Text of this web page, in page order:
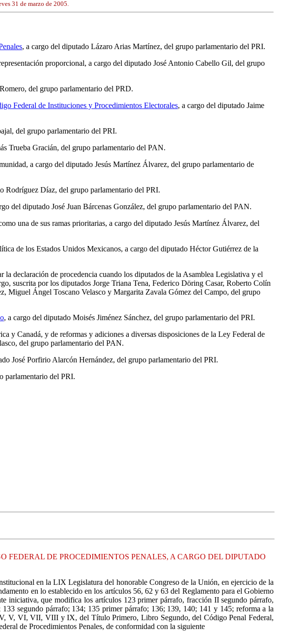
31 de marzo de 2005.
, a cargo del diputado Lázaro Arias Martínez, del grupo parlamentario del PRI.
proporcional, a cargo del diputado José Antonio Cabello Gil, del grupo
del grupo parlamentario del PRD.
Federal de Instituciones y Procedimientos Electorales, a cargo del diputado Jaime
del grupo parlamentario del PRI.
Trueba Gracián, del grupo parlamentario del PAN.
a cargo del diputado Jesús Martínez Álvarez, del grupo parlamentario de
Rodríguez Díaz, del grupo parlamentario del PRI.
del diputado José Juan Bárcenas González, del grupo parlamentario del PAN.
una de sus ramas prioritarias, a cargo del diputado Jesús Martínez Álvarez, del
de los Estados Unidos Mexicanos, a cargo del diputado Héctor Gutiérrez de la
la declaración de procedencia cuando los diputados de la Asamblea Legislativa y el
suscrita por los diputados Jorge Triana Tena, Federico Döring Casar, Roberto Colín
Miguel Ángel Toscano Velasco y Margarita Zavala Gómez del Campo, del grupo
, a cargo del diputado Moisés Jiménez Sánchez, del grupo parlamentario del PRI.
y Canadá, y de reformas y adiciones a diversas disposiciones de la Ley Federal de
del grupo parlamentario del PAN.
José Porfirio Alarcón Hernández, del grupo parlamentario del PRI.
parlamentario del PRI.
FEDERAL DE PROCEDIMIENTOS PENALES, A CARGO DEL DIPUTADO
en la LIX Legislatura del honorable Congreso de la Unión, en ejercicio de la
en lo establecido en los artículos 56, 62 y 63 del Reglamento para el Gobierno
iniciativa, que modifica los artículos 123 primer párrafo, fracción II segundo párrafo,
segundo párrafo; 134; 135 primer párrafo; 136; 139, 140; 141 y 145; reforma a la
V, VI, VII, VIII y IX, del Título Primero, Libro Segundo, del Código Penal Federal,
de Procedimientos Penales, de conformidad con la siguiente